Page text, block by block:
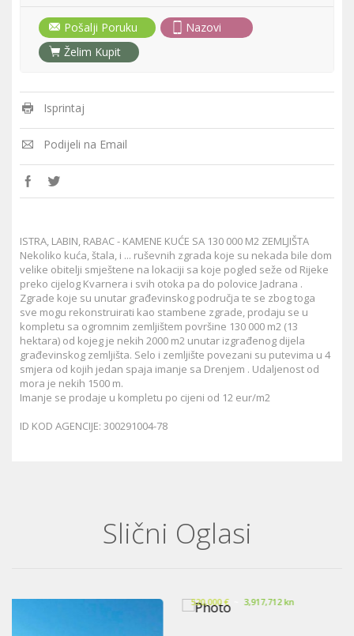
Pošalji Poruku
Nazovi
Želim Kupit
Isprintaj
Podijeli na Email
ISTRA, LABIN, RABAC - KAMENE KUĆE SA 130 000 M2 ZEMLJIŠTA
Nekoliko kuća, štala, i ... ruševnih zgrada koje su nekada bile dom
velike obitelji smještene na lokaciji sa koje pogled seže od Rijeke
preko cijelog Kvarnera i svih otoka pa do polovice Jadrana .
Zgrade koje su unutar građevinskog područja te se zbog toga
sve mogu rekonstruirati kao stambene zgrade, prodaju se u
kompletu sa ogromnim zemljištem površine 130 000 m2 (13
hektara) od kojeg je nekih 2000 m2 unutar izgrađenog dijela
građevinskog zemljišta. Selo i zemljište povezani su putevima u 4
smjera od kojih jedan spaja imanje sa Drenjem . Udaljenost od
mora je nekih 1500 m.
Imanje se prodaje u kompletu po cijeni od 12 eur/m2
ID KOD AGENCIJE: 300291004-78
Slični Oglasi
520,000 € ~ 3,917,712 kn